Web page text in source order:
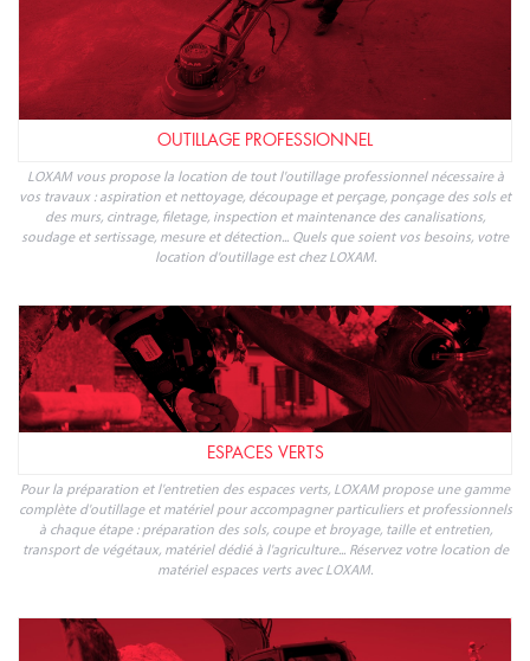
OUTILLAGE PROFESSIONNEL
LOXAM vous propose la location de tout l'outillage professionnel nécessaire à
vos travaux : aspiration et nettoyage, découpage et perçage, ponçage des sols et
des murs, cintrage, filetage, inspection et maintenance des canalisations,
soudage et sertissage, mesure et détection... Quels que soient vos besoins, votre
location d'outillage est chez LOXAM.
ESPACES VERTS
Pour la préparation et l'entretien des espaces verts, LOXAM propose une gamme
complète d'outillage et matériel pour accompagner particuliers et professionnels
à chaque étape : préparation des sols, coupe et broyage, taille et entretien,
transport de végétaux, matériel dédié à l'agriculture... Réservez votre location de
matériel espaces verts avec LOXAM.